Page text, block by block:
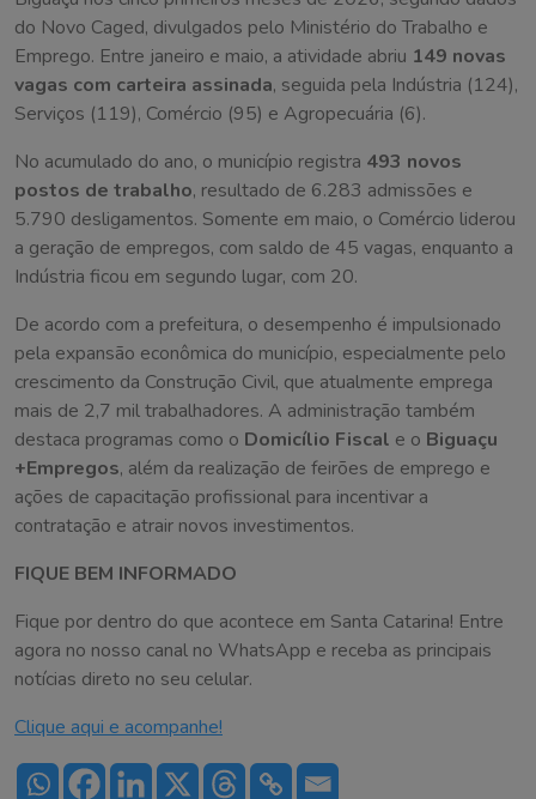
do Novo Caged, divulgados pelo Ministério do Trabalho e
Emprego. Entre janeiro e maio, a atividade abriu 149 novas
vagas com carteira assinada, seguida pela Indústria (124),
Serviços (119), Comércio (95) e Agropecuária (6).
No acumulado do ano, o município registra 493 novos
postos de trabalho, resultado de 6.283 admissões e
5.790 desligamentos. Somente em maio, o Comércio liderou
a geração de empregos, com saldo de 45 vagas, enquanto a
Indústria ficou em segundo lugar, com 20.
De acordo com a prefeitura, o desempenho é impulsionado
pela expansão econômica do município, especialmente pelo
crescimento da Construção Civil, que atualmente emprega
mais de 2,7 mil trabalhadores. A administração também
destaca programas como o Domicílio Fiscal e o Biguaçu
+Empregos, além da realização de feirões de emprego e
ações de capacitação profissional para incentivar a
contratação e atrair novos investimentos.
FIQUE BEM INFORMADO
Fique por dentro do que acontece em Santa Catarina! Entre
agora no nosso canal no WhatsApp e receba as principais
notícias direto no seu celular.
Clique aqui e acompanhe!